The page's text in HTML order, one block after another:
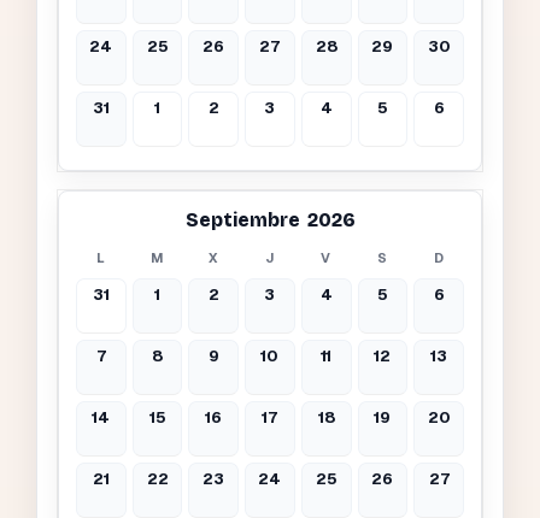
24 25 26 27 28 29 30
31 1 2 3 4 5 6
Septiembre 2026
L M X J V S D
31 1 2 3 4 5 6
7 8 9 10 11 12 13
14 15 16 17 18 19 20
21 22 23 24 25 26 27